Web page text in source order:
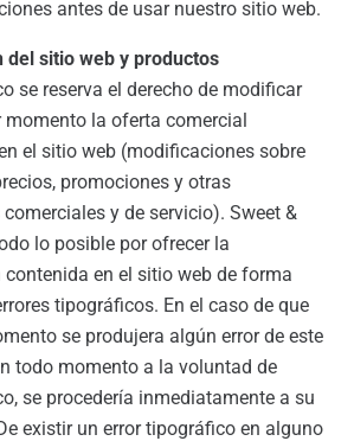
antes de usar nuestro sitio web.
del sitio web y productos
se reserva el derecho de modificar
momento la oferta comercial
el sitio web (modificaciones sobre
promociones y otras
y de servicio). Sweet &
lo posible por ofrecer la
en el sitio web de forma
tipográficos. En el caso de que
se produjera algún error de este
todo momento a la voluntad de
se procedería inmediatamente a su
existir un error tipográfico en alguno